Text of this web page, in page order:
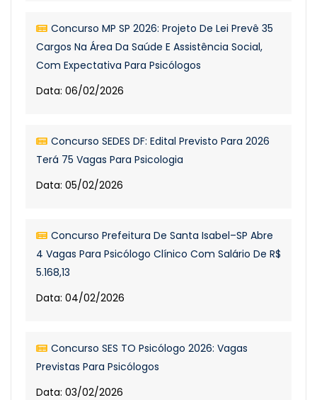
Concurso MP SP 2026: Projeto De Lei Prevê 35
Cargos Na Área Da Saúde E Assistência Social,
Com Expectativa Para Psicólogos
Data: 06/02/2026
Concurso SEDES DF: Edital Previsto Para 2026
Terá 75 Vagas Para Psicologia
Data: 05/02/2026
Concurso Prefeitura De Santa Isabel–SP Abre
4 Vagas Para Psicólogo Clínico Com Salário De R$
5.168,13
Data: 04/02/2026
Concurso SES TO Psicólogo 2026: Vagas
Previstas Para Psicólogos
Data: 03/02/2026